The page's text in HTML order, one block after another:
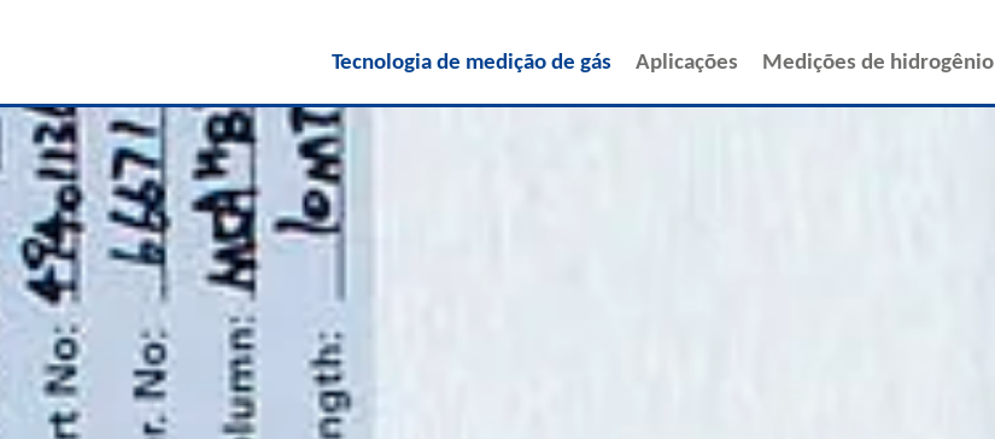
Tecnologia de medição de gás Aplicações Medições de hidrogênio